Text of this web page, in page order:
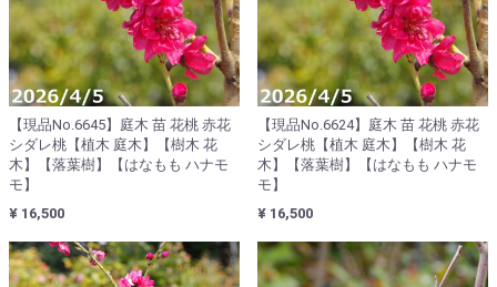
【現品No.6645】庭木 苗 花桃 赤花
シダレ桃【植木 庭木】【樹木 花
木】【落葉樹】【はなもも ハナモ
モ】
¥ 16,500
【現品No.6624】庭木 苗 花桃 赤花
シダレ桃【植木 庭木】【樹木 花
木】【落葉樹】【はなもも ハナモ
モ】
¥ 16,500